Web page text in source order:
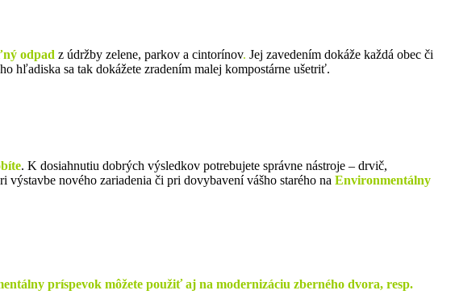
odpad z údržby zelene, parkov a cintorínov. Jej zavedením dokáže každá obec či
hľadiska sa tak dokážete zradením malej kompostárne ušetriť.
. K dosiahnutiu dobrých výsledkov potrebujete správne nástroje – drvič,
nového zariadenia či pri dovybavení vášho starého na Environmentálny
príspevok môžete použiť aj na modernizáciu zberného dvora, resp.